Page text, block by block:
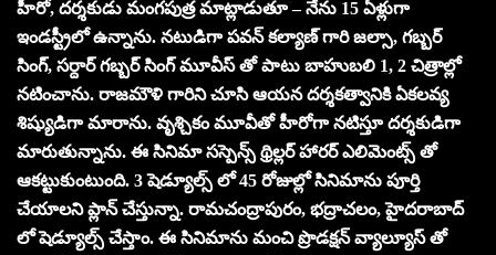
హీరో, దర్శకుడు మంగపుత్ర మాట్లాడుతూ – నేను 15 ఏళ్లుగా
ఇండస్ట్రీలో ఉన్నాను. నటుడిగా పవన్ కల్యాణ్ గారి జల్సా, గబ్బర్
సింగ్, సర్దార్ గబ్బర్ సింగ్ మూవీస్ తో పాటు బాహుబలి 1, 2 చిత్రాల్లో
నటించాను. రాజమౌళి గారిని చూసి ఆయన దర్శకత్వానికి ఏకలవ్య
శిష్యుడిగా మారాను. వృశ్చికం మూవీతో హీరోగా నటిస్తూ దర్శకుడిగా
మారుతున్నాను. ఈ సినిమా సస్పెన్స్ థ్రిల్లర్ హారర్ ఎలిమెంట్స్ తో
ఆకట్టుకుంటుంది. 3 షెడ్యూల్స్ లో 45 రోజుల్లో సినిమాను పూర్తి
చేయాలని ప్లాన్ చేస్తున్నా. రామచంద్రాపురం, భద్రాచలం, హైదరాబాద్
లో షెడ్యూల్స్ చేస్తాం. ఈ సినిమాను మంచి ప్రొడక్షన్ వ్యాల్యూస్ తో